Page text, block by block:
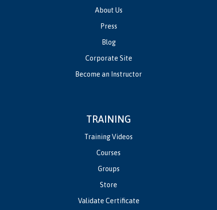
About Us
Press
Blog
Corporate Site
Become an Instructor
TRAINING
Training Videos
Courses
Groups
Store
Validate Certificate